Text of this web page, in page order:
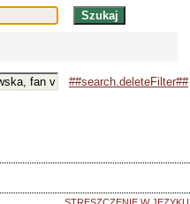
##search.deleteFilter##